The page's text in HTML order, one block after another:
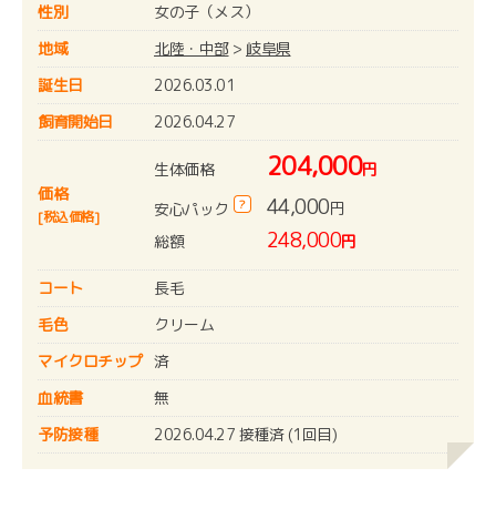
性別
女の子（メス）
地域
北陸・中部> 岐阜県
誕生日
2026.03.01
飼育開始日
2026.04.27
価格
[税込価格]
生体価格 204,000円
安心パック
? 44,000円
総額
248,000円
コート
長毛
毛色
クリーム
マイクロチップ 済
血統書
無
予防接種
2026.04.27 接種済 (1回目)